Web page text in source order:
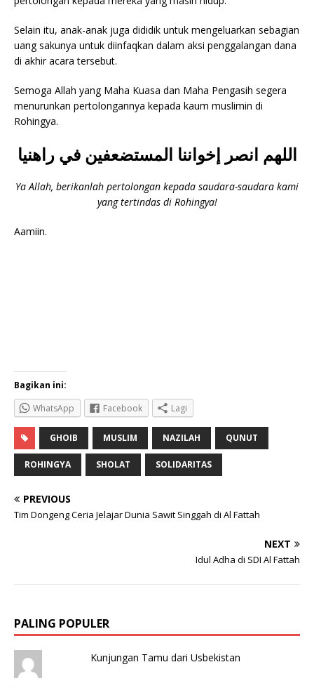
Selain itu, anak-anak juga dididik untuk mengeluarkan sebagian
uang sakunya untuk diinfaqkan dalam aksi penggalangan dana
di akhir acara tersebut.
Semoga Allah yang Maha Kuasa dan Maha Pengasih segera
menurunkan pertolongannya kepada kaum muslimin di
Rohingya.
اللهم انصر إخواننا المستضعفين في راهنيا
Ya Allah, berikanlah pertolongan kepada saudara-saudara kami
yang tertindas di Rohingya!
Aamiin.
Bagikan ini:
WhatsApp
Facebook Lagi
GHOIB MUSLIM NAZILAH QUNUT
ROHINGYA SHOLAT SOLIDARITAS
PREVIOUS
Tim Dongeng Ceria Jelajar Dunia Sawit Singgah di Al Fattah
NEXT
Idul Adha di SDI Al Fattah
PALING POPULER
Kunjungan Tamu dari Usbekistan